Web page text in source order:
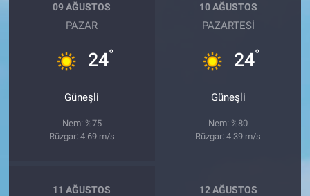
09 AĞUSTOS
PAZAR
24°
Güneşli
Nem: %75
Rüzgar: 4.69 m/s
10 AĞUSTOS
PAZARTESI
24°
Güneşli
Nem: %80
Rüzgar: 4.39 m/s
11 AĞUSTOS 12 AĞUSTOS